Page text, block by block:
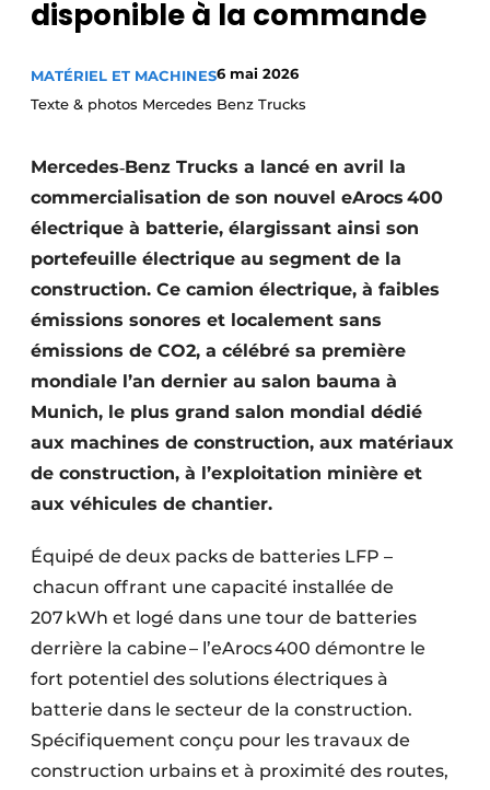
Termes et conditions
Construction bois
Contrôle d’accès
Éclairage
Fondations
Façades
Géotextiles
Infrastructures souterraines et égouttage
Protection solaire
Rénovation
Sécurité incendie
Software
Techniques ferroviaires
Travaux ferroviaires
disponible à la commande
MATÉRIEL ET MACHINES6 mai 2026
Texte & photos Mercedes Benz Trucks
Mercedes‑Benz Trucks a lancé en avril la
commercialisation de son nouvel eArocs 400
électrique à batterie, élargissant ainsi son
portefeuille électrique au segment de la
construction. Ce camion électrique, à faibles
émissions sonores et localement sans
émissions de CO2, a célébré sa première
mondiale l’an dernier au salon bauma à
Munich, le plus grand salon mondial dédié
aux machines de construction, aux matériaux
de construction, à l’exploitation minière et
aux véhicules de chantier.
Équipé de deux packs de batteries LFP –
chacun offrant une capacité installée de
207 kWh et logé dans une tour de batteries
derrière la cabine – l’eArocs 400 démontre le
fort potentiel des solutions électriques à
batterie dans le secteur de la construction.
Spécifiquement conçu pour les travaux de
construction urbains et à proximité des routes,